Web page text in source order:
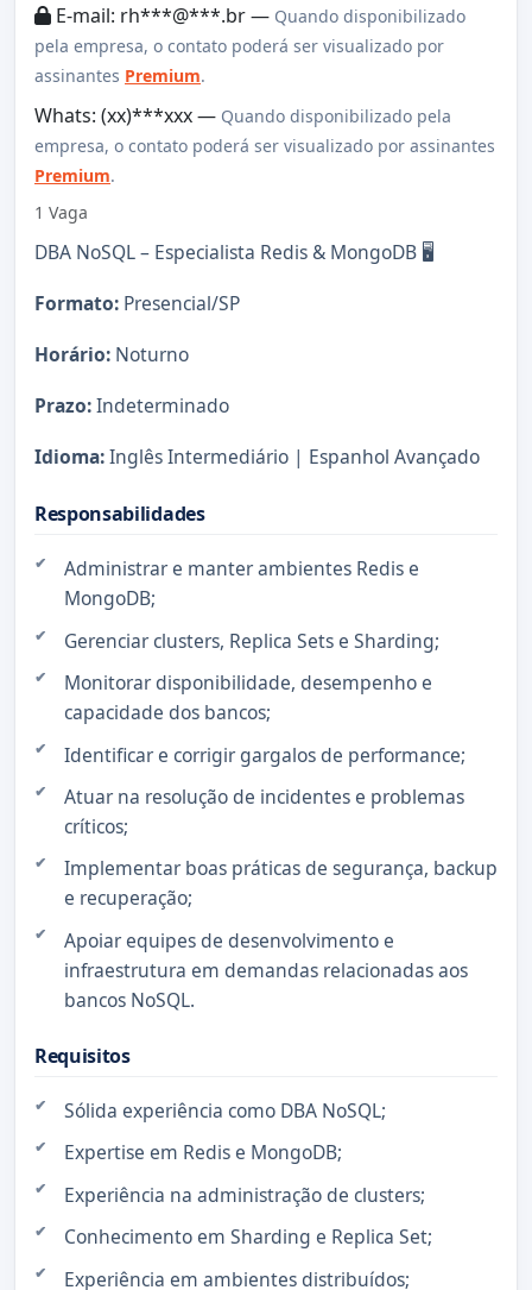
E-mail: rh***@***.br — Quando disponibilizado
pela empresa, o contato poderá ser visualizado por
assinantes Premium.
Whats: (xx)***xxx — Quando disponibilizado pela
empresa, o contato poderá ser visualizado por assinantes
Premium.
1 Vaga
DBA NoSQL – Especialista Redis & MongoDB 🖥️
Formato: Presencial/SP
Horário: Noturno
Prazo:Indeterminado
Idioma:Inglês Intermediário | Espanhol Avançado
Responsabilidades
Administrar e manter ambientes Redis e
MongoDB;
Gerenciar clusters, Replica Sets e Sharding;
Monitorar disponibilidade, desempenho e
capacidade dos bancos;
Identificar e corrigir gargalos de performance;
Atuar na resolução de incidentes e problemas
críticos;
Implementar boas práticas de segurança, backup
e recuperação;
Apoiar equipes de desenvolvimento e
infraestrutura em demandas relacionadas aos
bancos NoSQL.
Requisitos
Sólida experiência como DBA NoSQL;
Expertise em Redis e MongoDB;
Experiência na administração de clusters;
Conhecimento em Sharding e Replica Set;
Experiência em ambientes distribuídos;